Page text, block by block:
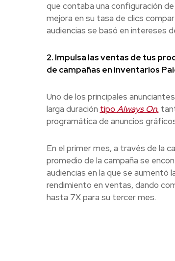
que contaba una configuración
mejora en su tasa de clics
audiencias se basó en intereses
2. Impulsa las ventas de tus
de campañas en inventarios
Uno de los principales
larga duración tipoAlways On,
programática de anuncios
En el primer mes, a través de la
promedio de la campaña se
audiencias en la que se aumentó
rendimiento en ventas, dando
hasta 7X para su tercer mes.